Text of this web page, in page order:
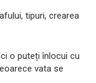
tipuri, crearea
o puteți înlocui cu
vata se